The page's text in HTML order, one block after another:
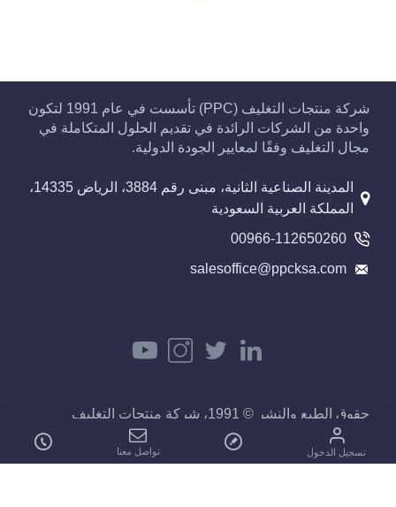
شركة منتجات التغليف (PPC) تأسست في عام 1991 لتكون
واحدة من الشركات الرائدة في تقديم الحلول المتكاملة في
مجال التغليف وفقًا لمعايير الجودة الدولية.
المدينة الصناعية الثانية، مبنى رقم 3884، الرياض 14335،
المملكة العربية السعودية
00966-112650260
salesoffice@ppcksa.com
حقوق الطبع والنشر © 1991، شركة منتجات التغليف
تسجيل الدخول تواصل معنا